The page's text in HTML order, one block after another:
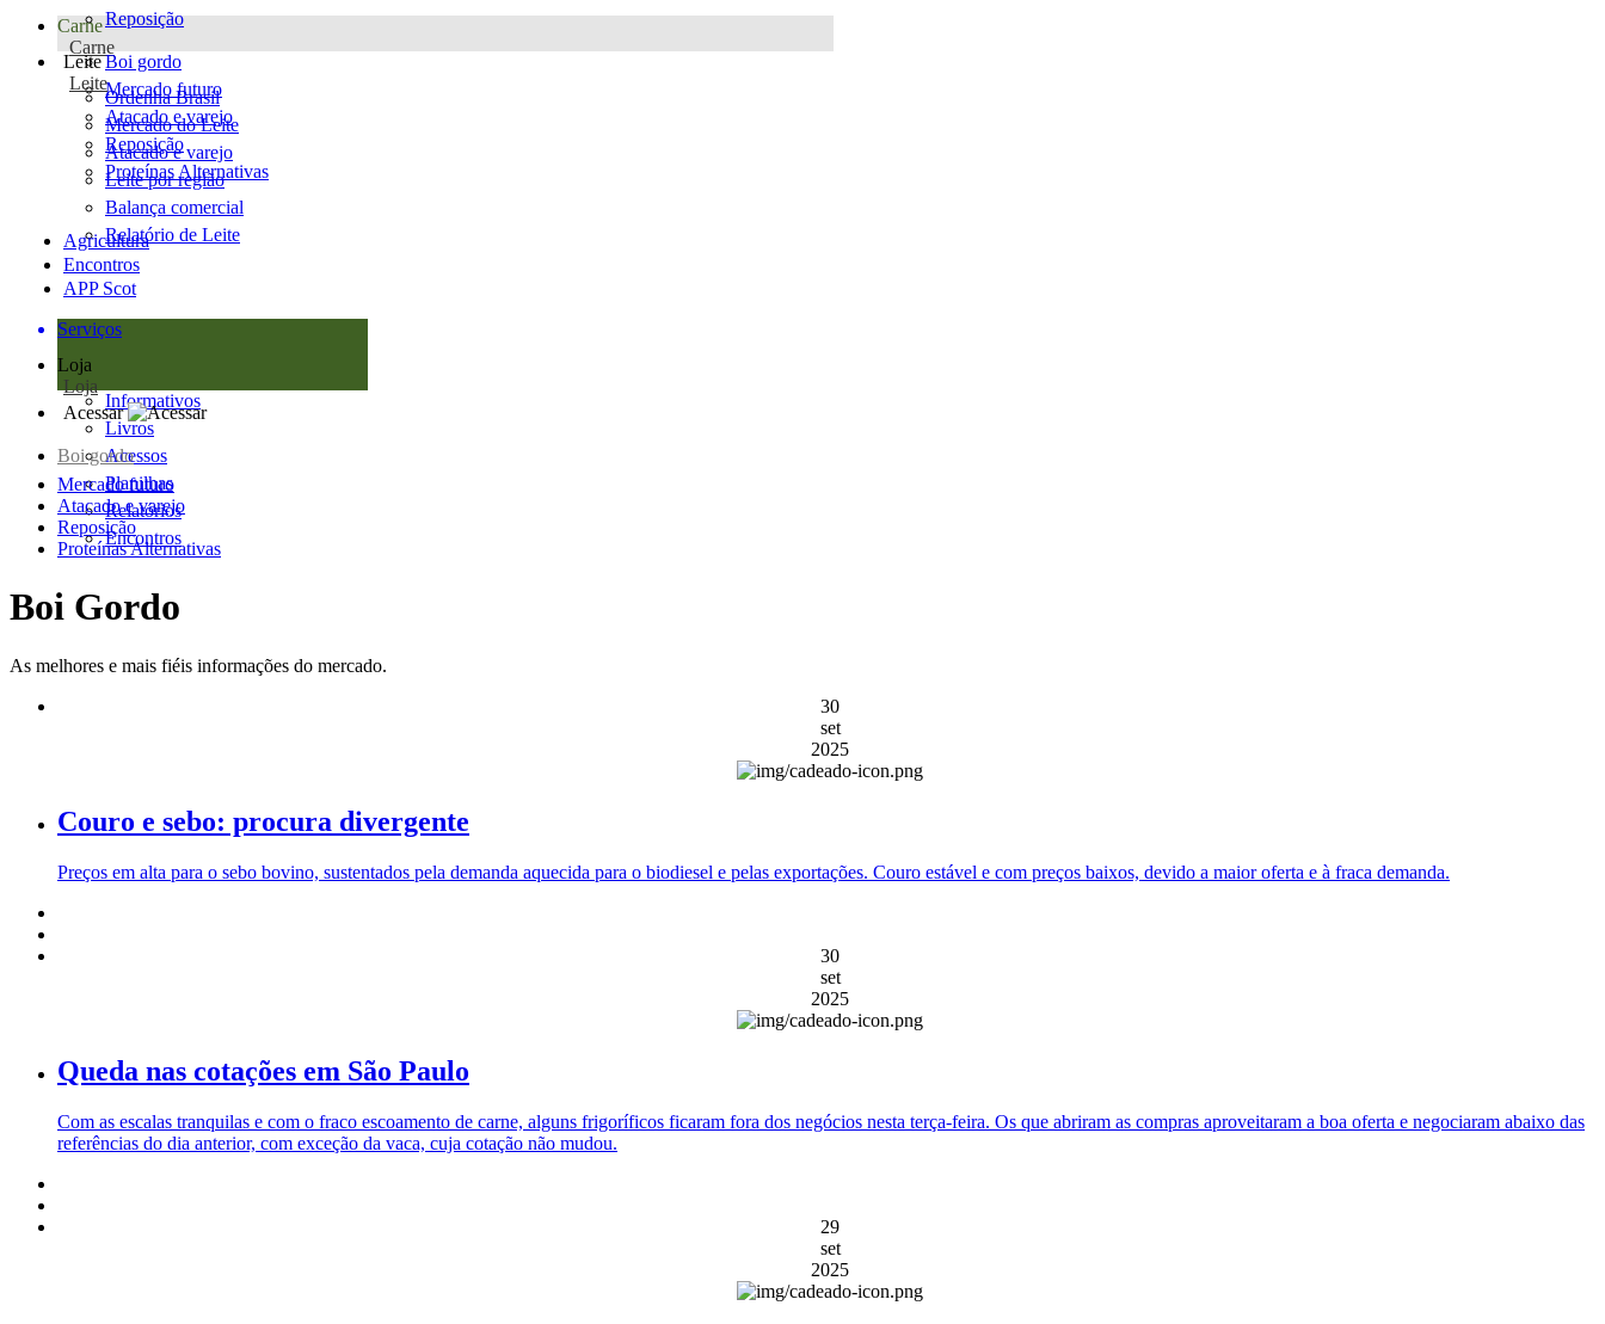
Reposição
Carne
Carne
Boi gordo
Mercado futuro
Atacado e varejo
Reposição
Proteínas Alternativas
Leite
Leite
Ordenha Brasil
Mercado do Leite
Atacado e varejo
Leite por região
Balança comercial
Relatório de Leite
Agricultura
Encontros
APP Scot
Serviços
Loja
Loja
Informativos
Livros
Acessos
Planilhas
Relatórios
Encontros
Acessar
Boi gordo
Mercado futuro
Atacado e varejo
Reposição
Proteínas Alternativas
Boi Gordo
As melhores e mais fiéis informações do mercado.
30
set
2025
Couro e sebo: procura divergente
Preços em alta para o sebo bovino, sustentados pela demanda aquecida para o biodiesel e pelas exportações. Couro estável e com preços baixos, devido a maior oferta e à fraca demanda.
30
set
2025
Queda nas cotações em São Paulo
Com as escalas tranquilas e com o fraco escoamento de carne, alguns frigoríficos ficaram fora dos negócios nesta terça-feira. Os que abriram as compras aproveitaram a boa oferta e negociaram abaixo das
referências do dia anterior, com exceção da vaca, cuja cotação não mudou.
29
set
2025